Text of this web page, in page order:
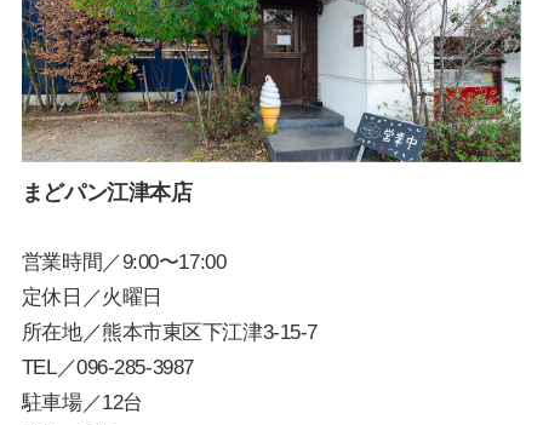
まどパン江津本店
営業時間／9:00〜17:00
定休日／火曜日
所在地／熊本市東区下江津3-15-7
TEL／096-285-3987
駐車場／12台